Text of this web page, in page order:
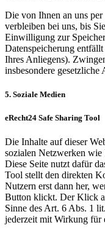
Die von Ihnen an uns
verbleiben bei uns, bis
Einwilligung zur
Datenspeicherung
Ihres Anliegens).
insbesondere
5. Soziale Medien
eRecht24 Safe Sharing Tool
Die Inhalte auf dieser
sozialen Netzwerken
Diese Seite nutzt dafür
Tool stellt den direkten
Nutzern erst dann her,
Button klickt. Der Klick
Sinne des Art. 6 Abs. 1
jederzeit mit Wirkung